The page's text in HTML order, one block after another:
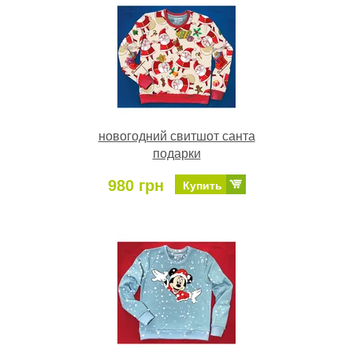
новогодний свитшот санта
подарки
980 грн Купить